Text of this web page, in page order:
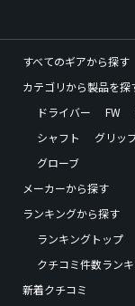
すべてのギアから探す
カテゴリから製品を探
ドライバー
FW
シャフト
グリッ
グローブ
メーカーから探す
ランキングから探す
ランキングトップ
クチコミ件数ラン
新着クチコミ